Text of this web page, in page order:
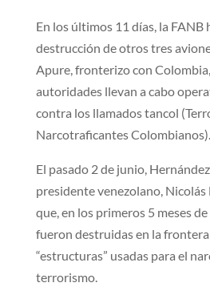
En los últimos 11 días, la FANB
destrucción de otros tres
Apure, fronterizo con
autoridades llevan a cabo
contra los llamados tancol
Narcotraficantes Colombianos).
El pasado 2 de junio,
presidente venezolano,
que, en los primeros 5 meses
fueron destruidas en la
“estructuras” usadas para el
terrorismo.